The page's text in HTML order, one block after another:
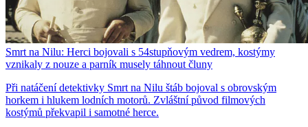
Smrt na Nilu: Herci bojovali s 54stupňovým vedrem, kostýmy
vznikaly z nouze a parník musely táhnout čluny
Při natáčení detektivky Smrt na Nilu štáb bojoval s obrovským
horkem i hlukem lodních motorů. Zvláštní původ filmových
kostýmů překvapil i samotné herce.